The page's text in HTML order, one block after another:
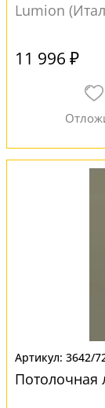
Lumion
11 996 ₽
3642/
Потолочная